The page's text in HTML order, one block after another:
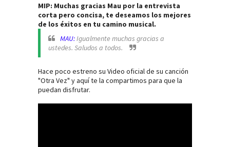
MIP: Muchas gracias Mau por la entrevista
corta pero concisa, te deseamos los mejores
de los éxitos en tu camino musical.
MAU:Igualmente muchas gracias a
ustedes. Saludos a todos.
Hace poco estreno su Video oficial de su canción
"Otra Vez" y aquí te la compartimos para que la
puedan disfrutar.